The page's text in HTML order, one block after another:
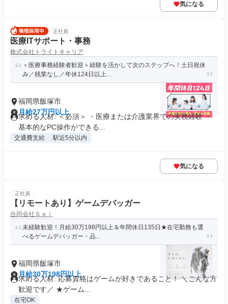
気になる
正社員
医療ITサポート・事務
株式会社トライトキャリア
＜医療事務経験者歓迎＞経験を活かして次のステップへ！土日祝休
み／残業なし／年休124日以上...
福岡県飯塚市
月給27万円以上
求める人材: ＜必須＞ ・医療または介護業界での実務経験 ・
基本的なPC操作ができる...
交通費支給 駅近5分以内
気になる
正社員
【リモートあり】ゲームデバッガー
合同会社Ｓａｉ
未経験歓迎！月給30万198円以上＆年間休日135日★在宅勤務も選
べるゲームデバッガー・品...
福岡県飯塚市
月給30万198円以上
求める人材: 応募資格はゲームが好きであること！ ＼こんな方
歓迎です／ ★ゲーム...
在宅OK